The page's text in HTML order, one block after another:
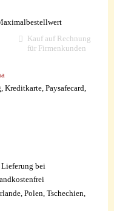
Kauf auf Rechnung
für Firmenkunden
Kreditkarte, Paysafecard,
bei
Polen, Tschechien,